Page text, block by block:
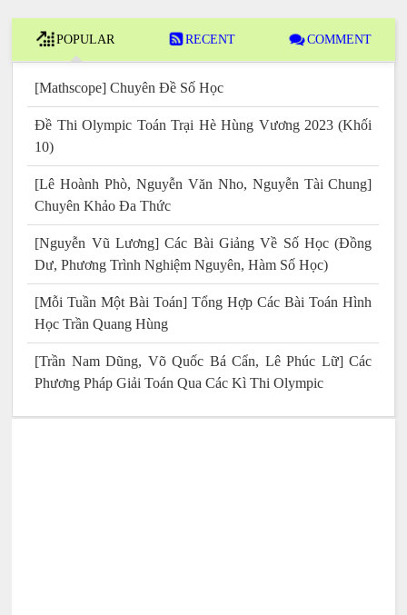
POPULAR RECENT COMMENT
[Mathscope] Chuyên Đề Số Học
Đề Thi Olympic Toán Trại Hè Hùng Vương 2023 (Khối
10)
[Lê Hoành Phò, Nguyễn Văn Nho, Nguyễn Tài Chung]
Chuyên Khảo Đa Thức
[Nguyễn Vũ Lương] Các Bài Giảng Về Số Học (Đồng
Dư, Phương Trình Nghiệm Nguyên, Hàm Số Học)
[Mỗi Tuần Một Bài Toán] Tổng Hợp Các Bài Toán Hình
Học Trần Quang Hùng
[Trần Nam Dũng, Võ Quốc Bá Cẩn, Lê Phúc Lữ] Các
Phương Pháp Giải Toán Qua Các Kì Thi Olympic